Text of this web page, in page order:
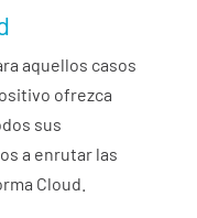
aquellos casos
ofrezca
sus
a enrutar las
Cloud.